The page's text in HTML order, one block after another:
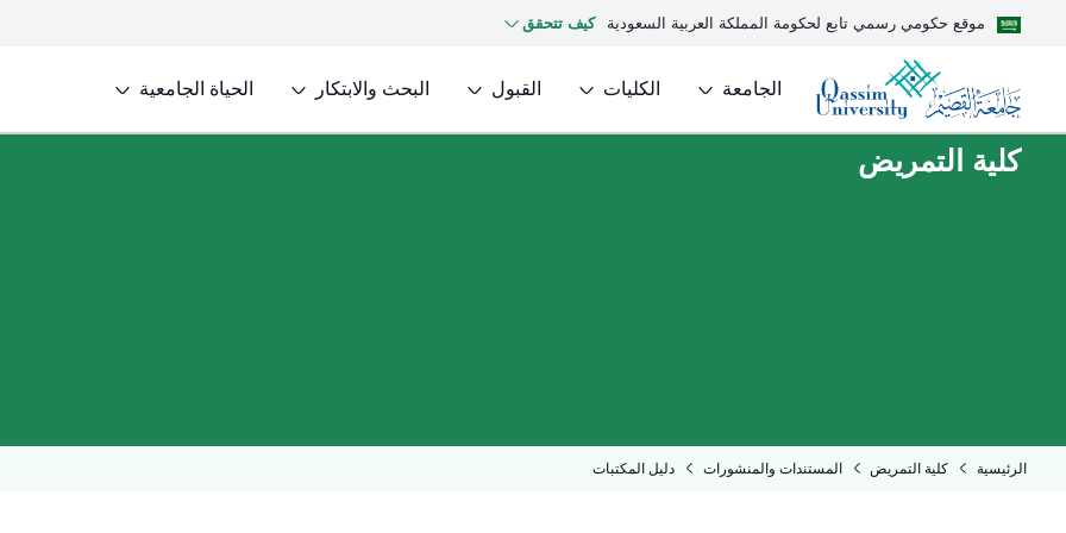
موقع حكومي رسمي تابع لحكومة المملكة العربية السعودية كيف تتحقق
الجامعة الكليات القبول البحث والابتكار الحياة الجامعية
كلية التمريض
الرئيسية كلية التمريض المستندات والمنشورات دليل المكتبات